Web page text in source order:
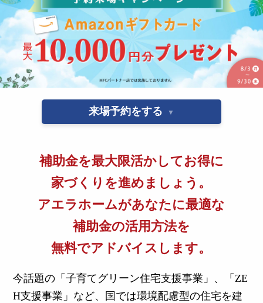
来場予約をする
補助金を最大限活かしてお得に
家づくりを進めましょう。
アエラホームがあなたに最適な
補助金の活用方法を
無料でアドバイスします。
今話題の「子育てグリーン住宅支援事業」、「ZE
H支援事業」など、国では環境配慮型の住宅を建